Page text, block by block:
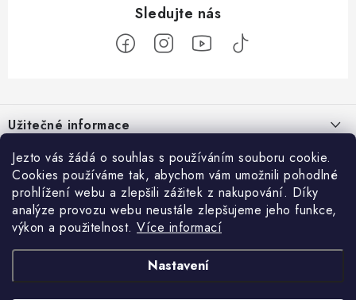
Jezto vás žádá o souhlas s používáním souboru cookie.
Cookies používáme tak, abychom vám umožnili pohodlné
prohlížení webu a zlepšili zážitek z nakupování. Díky
analýze provozu webu neustále zlepšujeme jeho funkce,
výkon a použitelnost. Více informací
Nastavení
pUžitečné informace
O nás
Náš příběh
Firemní dárky
Kariéra
Zákaznický servis
Obchodní podmínky
Ochrana osobních údajů
Doprava & platba
Hodnocení obchodu
Přijímáme online platby
Facebook